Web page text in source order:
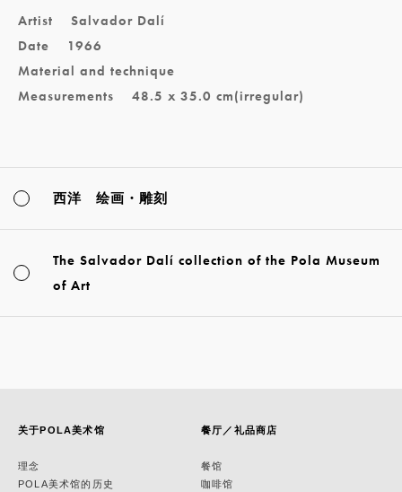
Artist
Salvador Dalí
Date
1966
Material and technique
Measurements
48.5 x 35.0 cm(irregular)
西洋 绘画・雕刻
The Salvador Dalí collection of the Pola Museum
of Art
关于POLA美术馆
理念
POLA美术馆的历史
餐厅／礼品商店
餐馆
咖啡馆